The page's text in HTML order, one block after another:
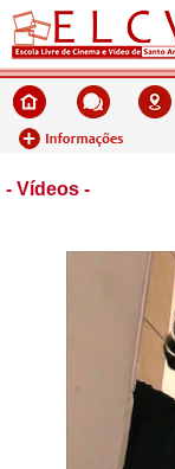
- Vídeos -